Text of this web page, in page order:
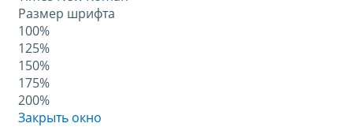
Размер шрифта
100%
125%
150%
175%
200%
Закрыть окно